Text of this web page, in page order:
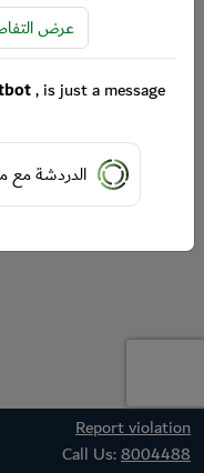
Report violation
Call Us:8004488
عرض
, is just a message
الدردشة مع